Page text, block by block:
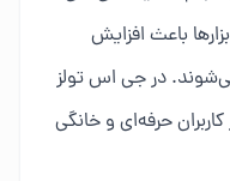
باعث افزایش
در جی اس تولز
حرفه‌ای و خانگی